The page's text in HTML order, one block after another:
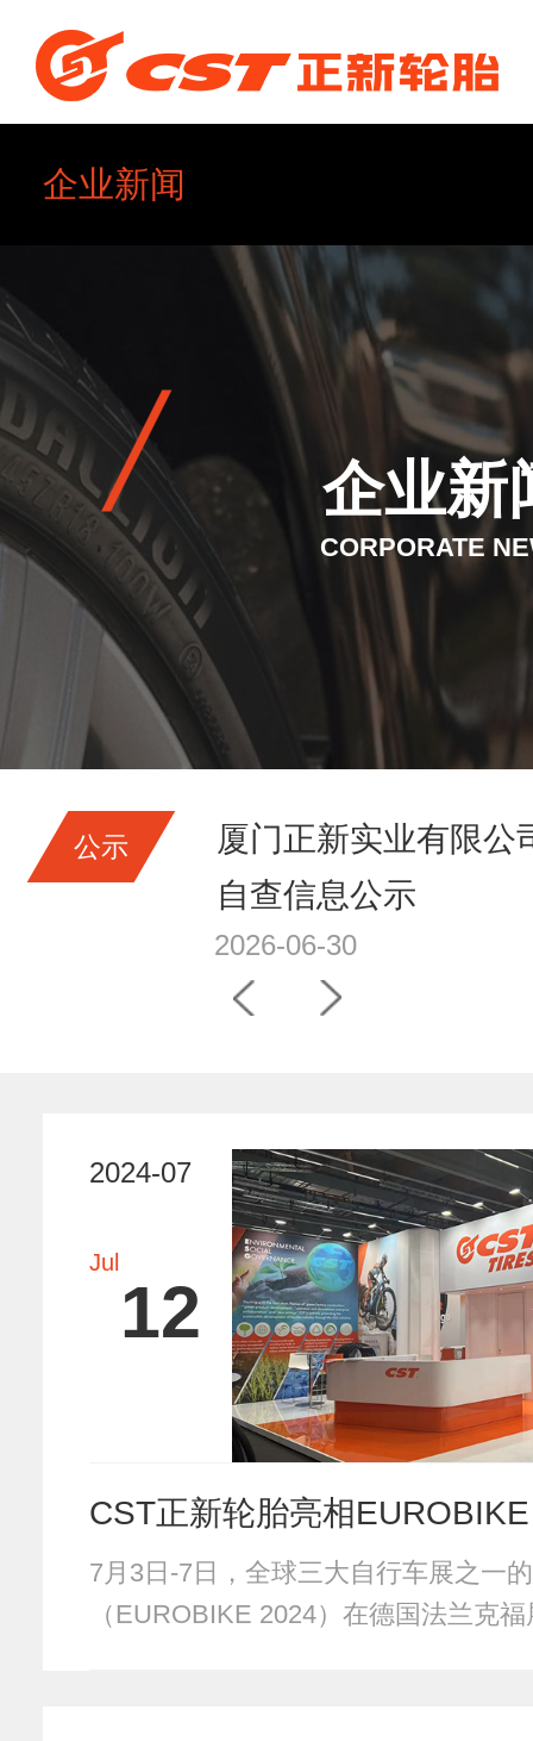
企业文化
社会责任
企业新闻
企业新
CORPORATE
公示
测信息
厦门正新实业有限
自查信息公示
2026-06-30
2024-07
Jul
12
CST正新轮胎亮相
7月3日-7日，全球三大自行车展之一
（EUROBIKE 2024）在德国法兰克